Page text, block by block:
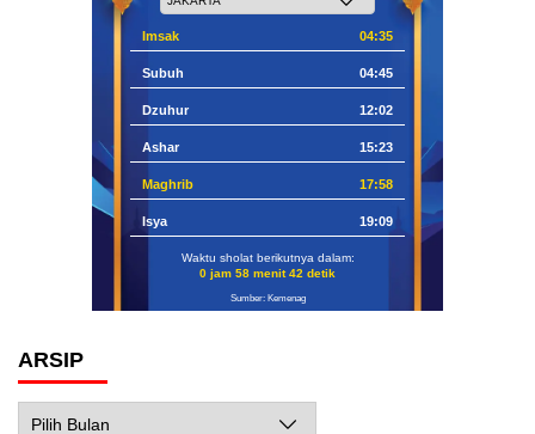
Imsak 04:35
Subuh 04:45
Dzuhur 12:02
Ashar 15:23
Maghrib 17:58
Isya 19:09
Waktu sholat berikutnya dalam:
0 jam 58 menit 41 detik
Sumber: Kemenag
ARSIP